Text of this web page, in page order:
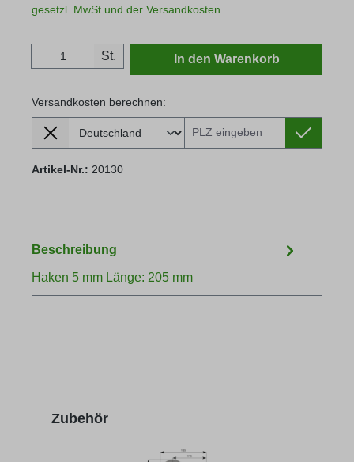
gesetzl. MwSt und der Versandkosten
Produkt Anzahl: Gib den gewünschten
St. In den Warenkorb
Versandkosten berechnen:
Lieferland
Versandkosten berechnen:
Artikel-Nr.: 20130
Beschreibung
Haken 5 mm Länge: 205 mm
Produktgalerie überspringen
Zubehör